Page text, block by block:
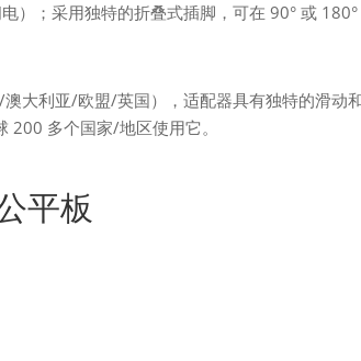
）；采用独特的折叠式插脚，可在 90° 或
大利亚/欧盟/英国），适配器具有独特的滑动
200 多个国家/地区使用它。
平板